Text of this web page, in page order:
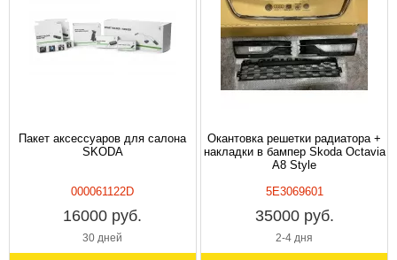
Пакет аксессуаров для салона
SKODA
000061122D
16000 руб.
30 дней
Окантовка решетки радиатора +
накладки в бампер Skoda Octavia
A8 Style
5E3069601
35000 руб.
2-4 дня